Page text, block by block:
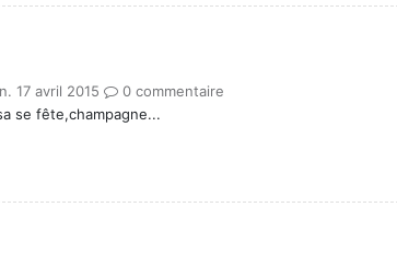
17 avril 2015
0 commentaire
se fête,champagne...